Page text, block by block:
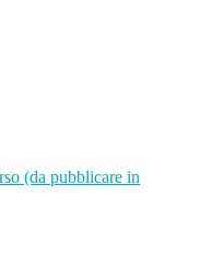
(da pubblicare in